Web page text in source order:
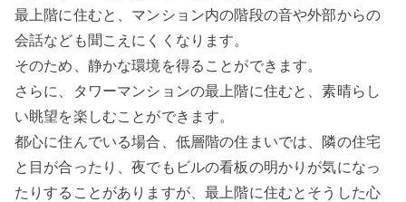
最上階に住むと、マンション内の階段の音や外部からの
会話なども聞こえにくくなります。
そのため、静かな環境を得ることができます。
さらに、タワーマンションの最上階に住むと、素晴らし
い眺望を楽しむことができます。
都心に住んでいる場合、低層階の住まいでは、隣の住宅
と目が合ったり、夜でもビルの看板の明かりが気になっ
たりすることがありますが、最上階に住むとそうした心